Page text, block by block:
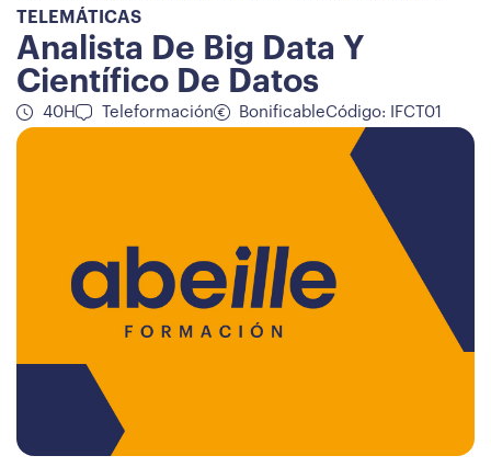
TELEMÁTICAS
Analista De Big Data Y
Científico De Datos
40H Teleformación BonificableCódigo: IFCT01